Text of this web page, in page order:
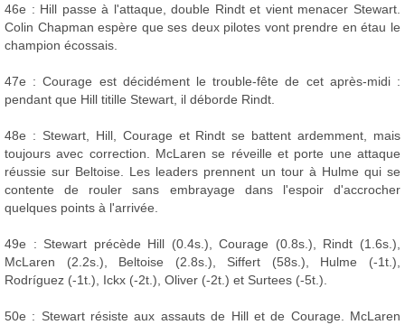
46e : Hill passe à l'attaque, double Rindt et vient menacer Stewart.
Colin Chapman espère que ses deux pilotes vont prendre en étau le
champion écossais.
47e : Courage est décidément le trouble-fête de cet après-midi :
pendant que Hill titille Stewart, il déborde Rindt.
48e : Stewart, Hill, Courage et Rindt se battent ardemment, mais
toujours avec correction. McLaren se réveille et porte une attaque
réussie sur Beltoise. Les leaders prennent un tour à Hulme qui se
contente de rouler sans embrayage dans l'espoir d'accrocher
quelques points à l'arrivée.
49e : Stewart précède Hill (0.4s.), Courage (0.8s.), Rindt (1.6s.),
McLaren (2.2s.), Beltoise (2.8s.), Siffert (58s.), Hulme (-1t.),
Rodríguez (-1t.), Ickx (-2t.), Oliver (-2t.) et Surtees (-5t.).
50e : Stewart résiste aux assauts de Hill et de Courage. McLaren